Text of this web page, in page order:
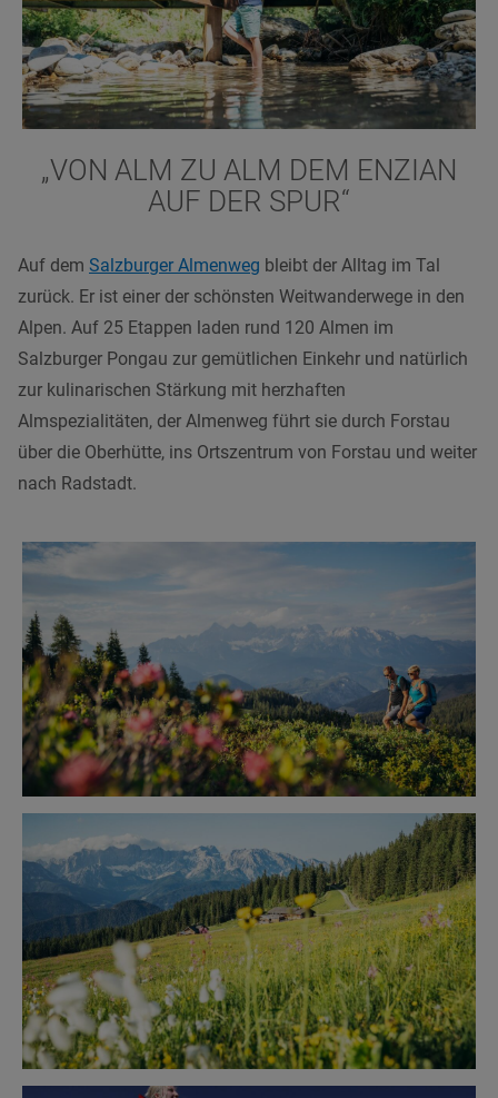
„VON ALM ZU ALM DEM ENZIAN
AUF DER SPUR“
Auf dem Salzburger Almenweg bleibt der Alltag im Tal
zurück. Er ist einer der schönsten Weitwanderwege in den
Alpen. Auf 25 Etappen laden rund 120 Almen im
Salzburger Pongau zur gemütlichen Einkehr und natürlich
zur kulinarischen Stärkung mit herzhaften
Almspezialitäten, der Almenweg führt sie durch Forstau
über die Oberhütte, ins Ortszentrum von Forstau und weiter
nach Radstadt.